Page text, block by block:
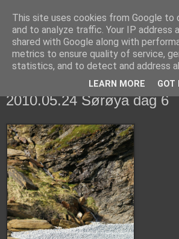
fiskedagbog.dk
Havørredfiskeri, tordenvejr og rav i (en
2010.05.24 Sørøya dag 6
This site uses cookies from Google to
and to analyze traffic. Your IP address
shared with Google along with
metrics to ensure quality of service,
statistics, and to detect and address
LEARN MORE GOT